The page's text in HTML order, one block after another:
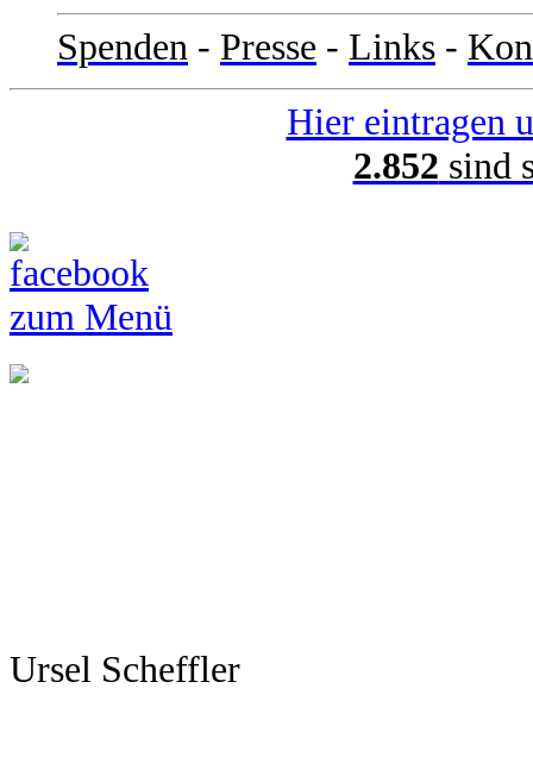
Spenden - Presse - Links -
Hier eintragen
2.852 sind
zum Menü
Ursel Scheffler